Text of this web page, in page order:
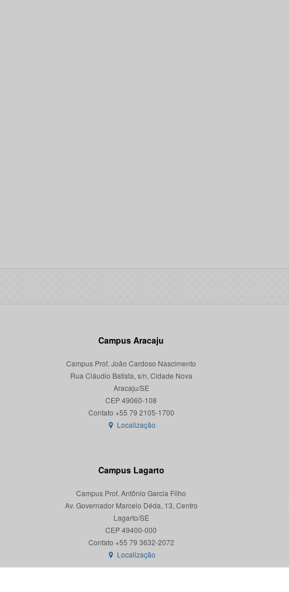
Campus Aracaju
Campus Prof. João Cardoso Nascimento
Rua Cláudio Batista, s/n, Cidade Nova
Aracaju/SE
CEP 49060-108
Localização
Campus Lagarto
Campus Prof. Antônio Garcia Filho
Av. Governador Marcelo Déda, 13, Centro
Lagarto/SE
CEP 49400-000
Localização